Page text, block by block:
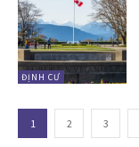
ĐỊNH CƯ
1 2 3